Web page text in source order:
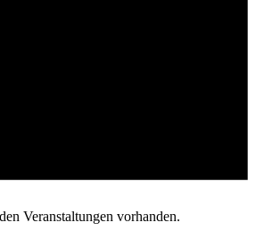
Veranstaltungen vorhanden.